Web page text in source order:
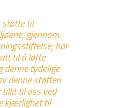
støtte til
gjennom
har
til å løfte
denne tydelige
denne støtten
til oss ved
kjærlighet til